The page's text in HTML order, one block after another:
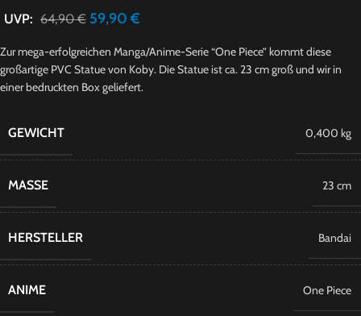
UVP: 64,90€ 59,90 €
Zur mega-erfolgreichen Manga/Anime-Serie “One Piece” kommt diese
großartige PVC Statue von Koby. Die Statue ist ca. 23 cm groß und wir in
einer bedruckten Box geliefert.
GEWICHT 0,400 kg
MASSE 23 cm
HERSTELLER Bandai
ANIME ​One Piece